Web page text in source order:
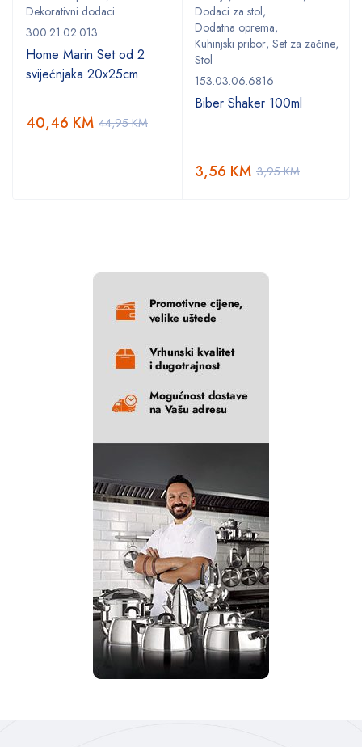
Dekorativni dodaci
300.21.02.013
Home Marin Set od 2
svijećnjaka 20x25cm
44,95KM
40,46 KM
Dodaci za stol,
Dodatna oprema,
Kuhinjski pribor, Set za začine,
Stol
153.03.06.6816
Biber Shaker 100ml
3,95KM
3,56 KM